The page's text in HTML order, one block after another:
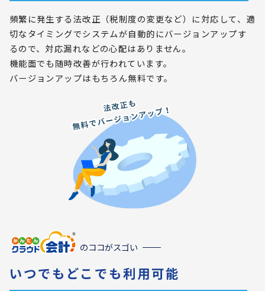
頻繁に発生する法改正（税制度の変更など）に対応して、適
切なタイミングでシステムが自動的にバージョンアップす
るので、対応漏れなどの心配はありません。
機能面でも随時改善が行われています。
バージョンアップはもちろん無料です。
のココがスゴい
いつでもどこでも利用可能